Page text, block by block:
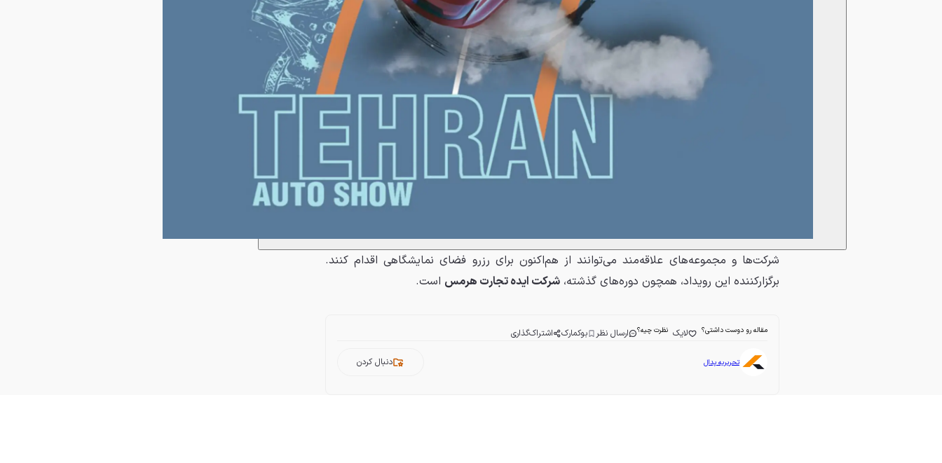
شرکت‌ها و مجموعه‌های علاقه‌مند می‌توانند از هم‌اکنون برای رزرو فضای نمایشگاهی اقدام کنند.
برگزارکننده این رویداد، همچون دوره‌های گذشته،شرکت ایده تجارت هرمس است.
مقاله رو دوست داشتی؟ لایک نظرت چیه؟ ارسال نظر بوکمارک اشتراک‌گذاری
تحریریه پدال دنبال کردن